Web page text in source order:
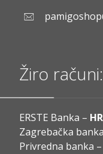
Žiro računi:
ERSTE Banka –
Zagrebačka
Privredna banka –